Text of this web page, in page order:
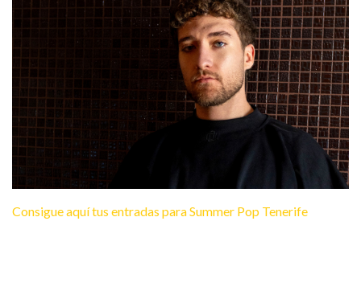
lucho-rk.jpg
Consigue aquí tus entradas para Summer Pop Tenerife